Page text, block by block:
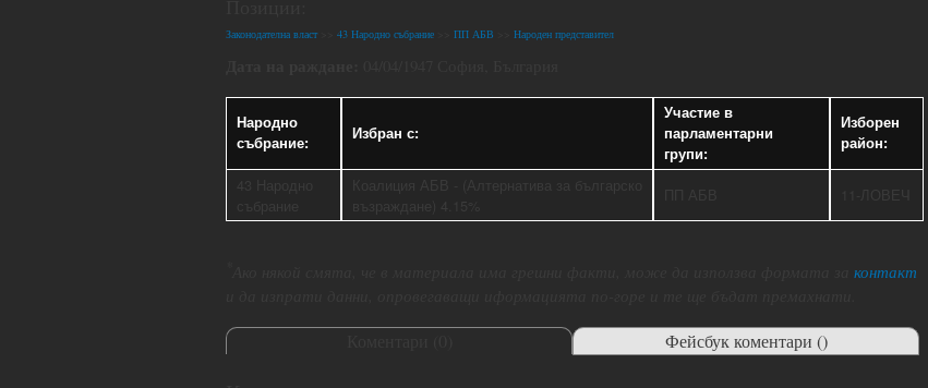
Законодателна власт>> 43 Народно събрание ПП АБВ Народен представител
Народно
събрание:
Избран с:
Участие в
парламентарни
групи:
Изборен
район:
контакт
Фейсбук коментари ()